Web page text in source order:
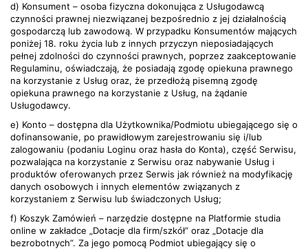
d) Konsument – osoba fizyczna dokonująca z Usługodawcą
czynności prawnej niezwiązanej bezpośrednio z jej działalnością
gospodarczą lub zawodową. W przypadku Konsumentów mających
poniżej 18. roku życia lub z innych przyczyn nieposiadających
pełnej zdolności do czynności prawnych, poprzez zaakceptowanie
Regulaminu, oświadczają, że posiadają zgodę opiekuna prawnego
na korzystanie z Usług oraz, że przedłożą pisemną zgodę
opiekuna prawnego na korzystanie z Usług, na żądanie
Usługodawcy.
e) Konto – dostępna dla Użytkownika/Podmiotu ubiegającego się o
dofinansowanie, po prawidłowym zarejestrowaniu się i/lub
zalogowaniu (podaniu Loginu oraz hasła do Konta), część Serwisu,
pozwalająca na korzystanie z Serwisu oraz nabywanie Usług i
produktów oferowanych przez Serwis jak również na modyfikację
danych osobowych i innych elementów związanych z
korzystaniem z Serwisu lub świadczonych Usług;
f) Koszyk Zamówień – narzędzie dostępne na Platformie studia
online w zakładce „Dotacje dla firm/szkół” oraz „Dotacje dla
bezrobotnych”. Za jego pomocą Podmiot ubiegający się o